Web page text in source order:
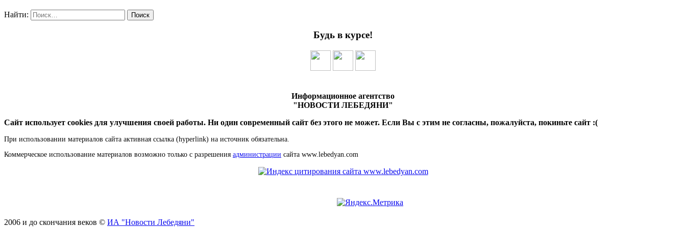
Найти:
Будь в курсе!
Информационное агентство
"НОВОСТИ ЛЕБЕДЯНИ"
Сайт использует cookies для улучшения своей работы. Ни один современный сайт без этого не может. Если Вы с этим не согласны, пожалуйста, покиньте сайт :(
При использовании материалов сайта активная ссылка (hyperlink) на источник обязательна.
Коммерческое использование материалов возможно только с разрешения администрации сайта www.lebedyan.com
2006 и до скончания веков © ИА "Новости Лебедяни"